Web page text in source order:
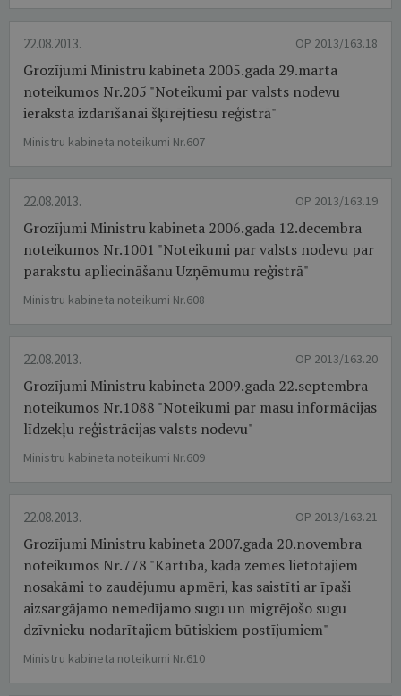
22.08.2013. OP 2013/163.18
Grozījumi Ministru kabineta 2005.gada 29.marta
noteikumos Nr.205 "Noteikumi par valsts nodevu
ieraksta izdarīšanai šķīrējtiesu reģistrā"
Ministru kabineta noteikumi Nr.607
22.08.2013. OP 2013/163.19
Grozījumi Ministru kabineta 2006.gada 12.decembra
noteikumos Nr.1001 "Noteikumi par valsts nodevu par
parakstu apliecināšanu Uzņēmumu reģistrā"
Ministru kabineta noteikumi Nr.608
22.08.2013. OP 2013/163.20
Grozījumi Ministru kabineta 2009.gada 22.septembra
noteikumos Nr.1088 "Noteikumi par masu informācijas
līdzekļu reģistrācijas valsts nodevu"
Ministru kabineta noteikumi Nr.609
22.08.2013. OP 2013/163.21
Grozījumi Ministru kabineta 2007.gada 20.novembra
noteikumos Nr.778 "Kārtība, kādā zemes lietotājiem
nosakāmi to zaudējumu apmēri, kas saistīti ar īpaši
aizsargājamo nemedījamo sugu un migrējošo sugu
dzīvnieku nodarītajiem būtiskiem postījumiem"
Ministru kabineta noteikumi Nr.610